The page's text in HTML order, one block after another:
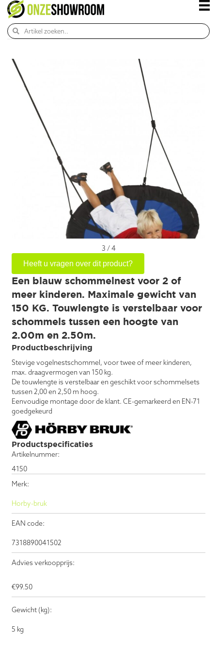
Productspecificaties
Artikelnummer:
4150
Merk:
Horby-bruk
EAN code:
7318890041502
Advies verkoopprijs:
€99.50
Gewicht (kg):
5 kg
3 /4
Heeft u vragen over dit product?
Een blauw schommelnest voor 2 of
meer kinderen. Maximale gewicht van
150 KG. Touwlengte is verstelbaar voor
schommels tussen een hoogte van
2.00m en 2.50m.
Productbeschrijving
Stevige vogelnestschommel, voor twee of meer kinderen,
max. draagvermogen van 150 kg.
De touwlengte is verstelbaar en geschikt voor schommelsets
tussen 2,00 en 2,50 m hoog.
Eenvoudige montage door de klant. CE-gemarkeerd en EN-71
goedgekeurd